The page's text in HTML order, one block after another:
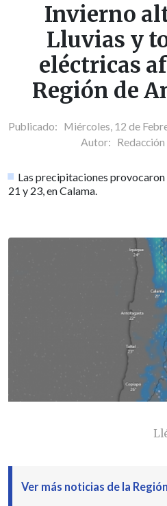
Invierno
Lluvias y
eléctricas
Región de
Publicado: Miércoles, 12 de
Autor:
Las precipitaciones
21 y 23, en Calama.
Ver más noticias de la